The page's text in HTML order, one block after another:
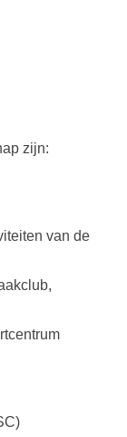
zijn:
van de